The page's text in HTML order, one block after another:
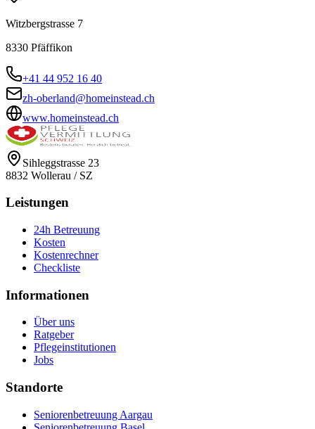
Witzbergstrasse 7
8330 Pfäffikon
+41 44 952 16 40
zh-oberland@homeinstead.ch
www.homeinstead.ch
Sihleggstrasse 23
8832 Wollerau / SZ
Leistungen
24h Betreuung
Kosten
Kostenrechner
Checkliste
Informationen
Über uns
Ratgeber
Pflegeinstitutionen
Jobs
Standorte
Seniorenbetreuung Aargau